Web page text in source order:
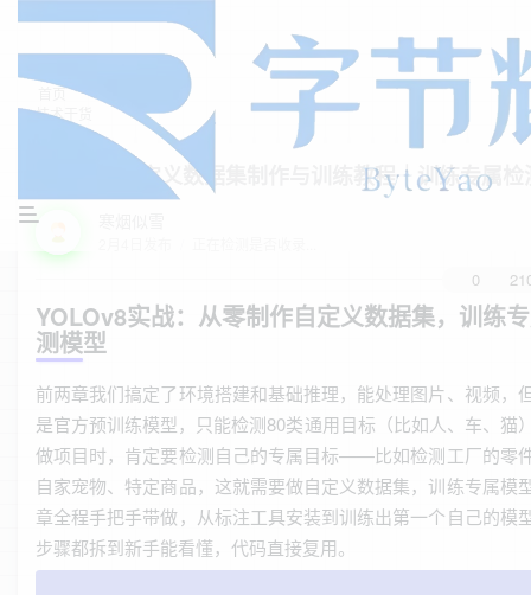
首页
技术干货
YOLOv8自定义数据集制作与训练教程｜训练专属
0
YOLOv8实战：从零制作自定义数据集，训练
测模型
前两章我们搞定了环境搭建和基础推理，能处理图片、视频，
是官方预训练模型，只能检测80类通用目标（比如人、车、猫
做项目时，肯定要检测自己的专属目标——比如检测工厂的零
自家宠物、特定商品，这就需要做自定义数据集，训练专属模
章全程手把手带做，从标注工具安装到训练出第一个自己的模
步骤都拆到新手能看懂，代码直接复用。